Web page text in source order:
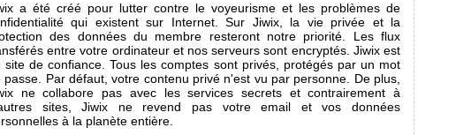
a été créé pour lutter contre le voyeurisme et les problèmes de
qui existent sur Internet. Sur Jiwix, la vie privée et la
des données du membre resteront notre priorité. Les flux
entre votre ordinateur et nos serveurs sont encryptés. Jiwix est
site de confiance. Tous les comptes sont privés, protégés par un mot
passe. Par défaut, votre contenu privé n'est vu par personne. De plus,
ne collabore pas avec les services secrets et contrairement à
sites, Jiwix ne revend pas votre email et vos données
à la planète entière.